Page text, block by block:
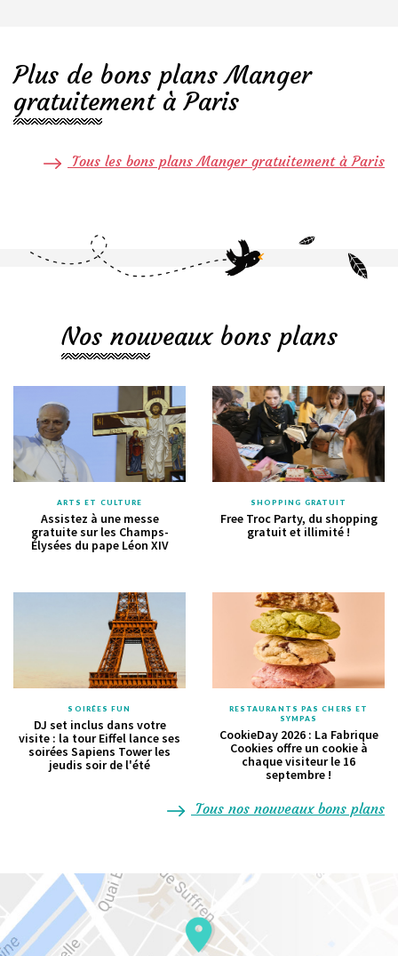
Plus de bons plans Manger
gratuitement à Paris
Tous les bons plans Manger gratuitement à Paris
Nos nouveaux bons plans
ARTS ET CULTURE
Assistez à une messe
gratuite sur les Champs-
Élysées du pape Léon XIV
SHOPPING GRATUIT
Free Troc Party, du shopping
gratuit et illimité !
SOIRÉES FUN
DJ set inclus dans votre
visite : la tour Eiffel lance ses
soirées Sapiens Tower les
jeudis soir de l'été
RESTAURANTS PAS CHERS ET
SYMPAS
CookieDay 2026 : La Fabrique
Cookies offre un cookie à
chaque visiteur le 16
septembre !
Tous nos nouveaux bons plans